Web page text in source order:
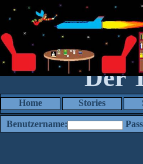
Der
Home Stories
Benutzername: